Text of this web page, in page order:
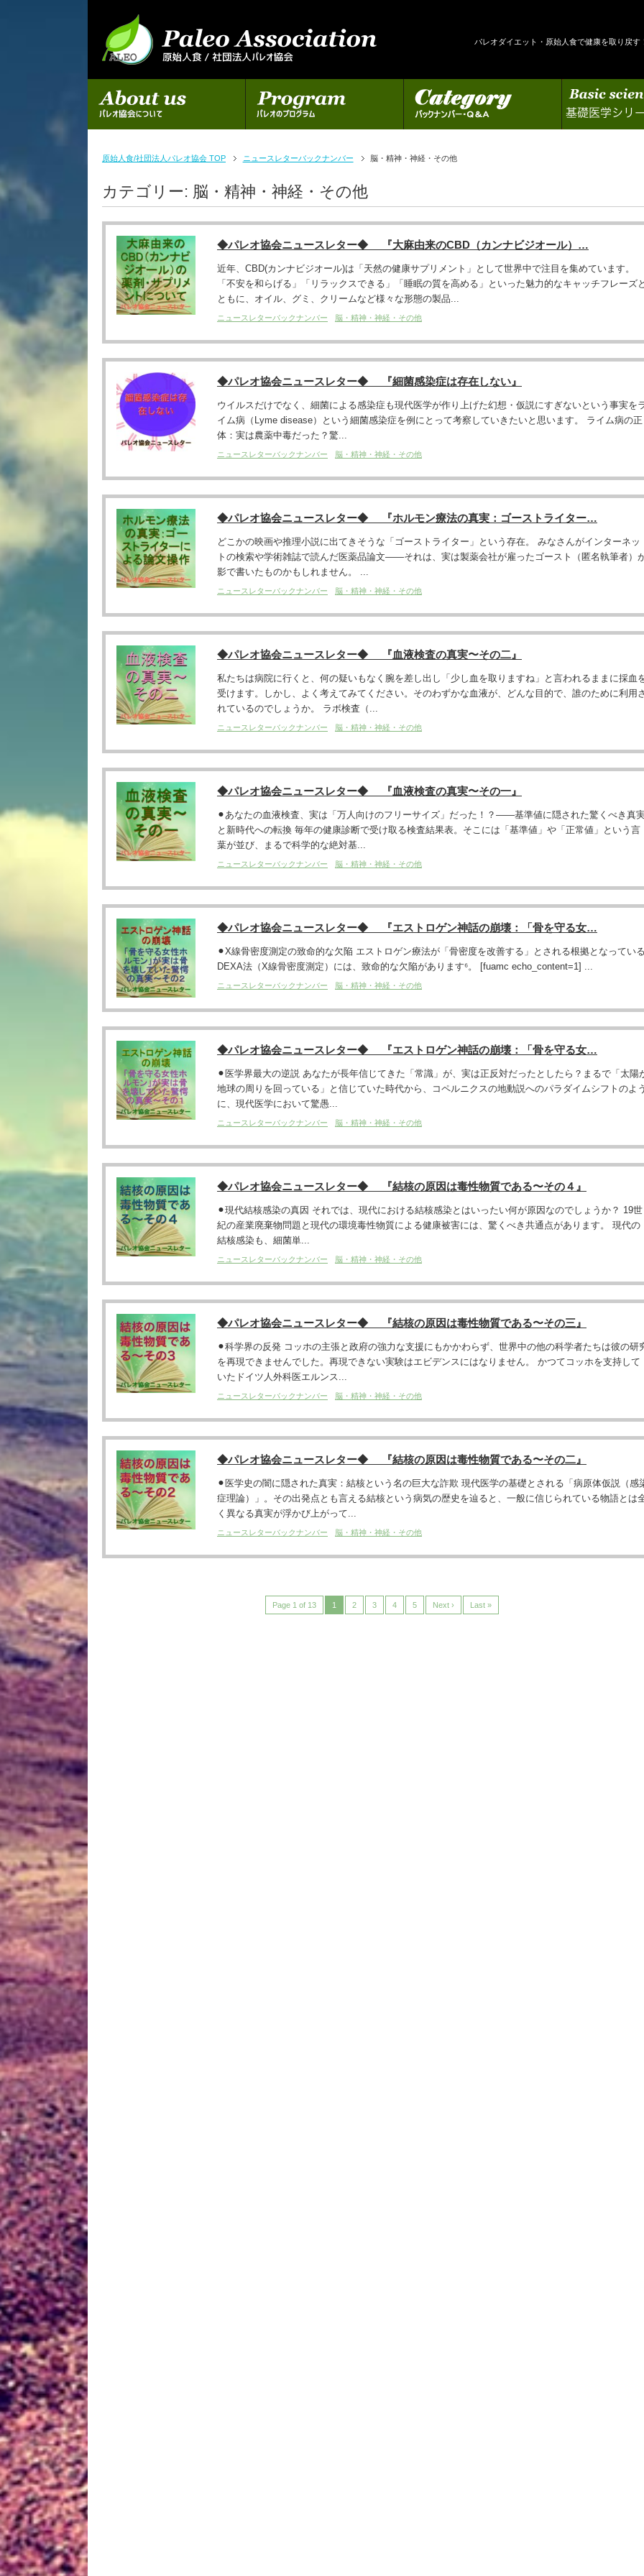
パレオダイエット・原始人食で健康を取り戻
初めての方へ パレオのプログラム カテゴリー 基礎医学シリーズの更新
原始人食/社団法人パレオ協会 TOP ニュースレターバックナンバー 脳・精神・神経・その他
カテゴリー: 脳・精神・神経・その他
◆パレオ協会ニュースレター◆ 『大麻由来のCBD（カンナビジオール）…
近年、CBD(カンナビジオール)は「天然の健康サプリメント」として世界中で注目を集めています。
「不安を和らげる」「リラックスできる」「睡眠の質を高める」といった魅力的なキャッチフレーズ
ともに、オイル、グミ、クリームなど様々な形態の製品...
ニュースレターバックナンバー 脳・精神・神経・その他
◆パレオ協会ニュースレター◆ 『細菌感染症は存在しない』
ウイルスだけでなく、細菌による感染症も現代医学が作り上げた幻想・仮説にすぎないという事実を
イム病（Lyme disease）という細菌感染症を例にとって考察していきたいと思います。 ライム病の正
体：実は農薬中毒だった？驚...
ニュースレターバックナンバー 脳・精神・神経・その他
◆パレオ協会ニュースレター◆ 『ホルモン療法の真実：ゴーストライター…
どこかの映画や推理小説に出てきそうな「ゴーストライター」という存在。 みなさんがインターネッ
トの検索や学術雑誌で読んだ医薬品論文――それは、実は製薬会社が雇ったゴースト（匿名執筆者）
影で書いたものかもしれません。 ...
ニュースレターバックナンバー 脳・精神・神経・その他
◆パレオ協会ニュースレター◆ 『血液検査の真実〜その二』
私たちは病院に行くと、何の疑いもなく腕を差し出し「少し血を取りますね」と言われるままに採血
受けます。しかし、よく考えてみてください。そのわずかな血液が、どんな目的で、誰のために利用
れているのでしょうか。 ラボ検査（...
ニュースレターバックナンバー 脳・精神・神経・その他
◆パレオ協会ニュースレター◆ 『血液検査の真実〜その一』
⚫︎あなたの血液検査、実は「万人向けのフリーサイズ」だった！？――基準値に隠された驚くべき真
と新時代への転換 毎年の健康診断で受け取る検査結果表。そこには「基準値」や「正常値」という言
葉が並び、まるで科学的な絶対基...
ニュースレターバックナンバー 脳・精神・神経・その他
◆パレオ協会ニュースレター◆ 『エストロゲン神話の崩壊：「骨を守る女…
⚫︎X線骨密度測定の致命的な欠陥 エストロゲン療法が「骨密度を改善する」とされる根拠となってい
DEXA法（X線骨密度測定）には、致命的な欠陥があります⁶。 [fuamc echo_content=1] ...
ニュースレターバックナンバー 脳・精神・神経・その他
◆パレオ協会ニュースレター◆ 『エストロゲン神話の崩壊：「骨を守る女…
⚫︎医学界最大の逆説 あなたが長年信じてきた「常識」が、実は正反対だったとしたら？まるで「太陽
地球の周りを回っている」と信じていた時代から、コペルニクスの地動説へのパラダイムシフトのよ
に、現代医学において驚愚...
ニュースレターバックナンバー 脳・精神・神経・その他
◆パレオ協会ニュースレター◆ 『結核の原因は毒性物質である〜その４』
⚫︎現代結核感染の真因 それでは、現代における結核感染とはいったい何が原因なのでしょうか？ 19世
紀の産業廃棄物問題と現代の環境毒性物質による健康被害には、驚くべき共通点があります。 現代の
結核感染も、細菌単...
ニュースレターバックナンバー 脳・精神・神経・その他
◆パレオ協会ニュースレター◆ 『結核の原因は毒性物質である〜その三』
⚫︎科学界の反発 コッホの主張と政府の強力な支援にもかかわらず、世界中の他の科学者たちは彼の研
を再現できませんでした。再現できない実験はエビデンスにはなりません。 かつてコッホを支持して
いたドイツ人外科医エルンス...
ニュースレターバックナンバー 脳・精神・神経・その他
◆パレオ協会ニュースレター◆ 『結核の原因は毒性物質である〜その二』
⚫︎医学史の闇に隠された真実：結核という名の巨大な詐欺 現代医学の基礎とされる「病原体仮説（感
症理論）」。その出発点とも言える結核という病気の歴史を辿ると、一般に信じられている物語とは
く異なる真実が浮かび上がって...
ニュースレターバックナンバー 脳・精神・神経・その他
Page 1 of 13 1 2 3 4 5 Next › Last »